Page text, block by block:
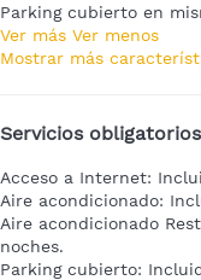
Parking cubierto en
Ver más Ver menos
Mostrar más
Servicios
Acceso a Internet:
Aire acondicionado:
Aire acondicionado
noches.
Parking cubierto: